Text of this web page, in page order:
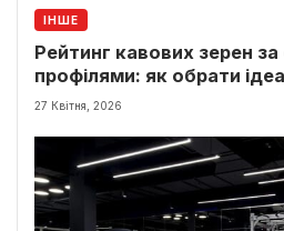
ІНШЕ
Рейтинг кавових зерен
профілями: як обрати
27 Квітня, 2026